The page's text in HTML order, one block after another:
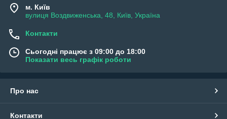
універсальність;
відмінна якість звучання;
доступна ціна;
Як вибрати та купити настінну акустичну
настінної колонки, є тип і розмір приміщення, де
вами колонки має оптимально відповідати площі приміщення
м. Київ
вулиця Воздвиженська, 48, Київ, Україна
Контакти
Сьогодні працює з 09:00 до 18:00
Показати весь графік роботи
Про нас
Контакти